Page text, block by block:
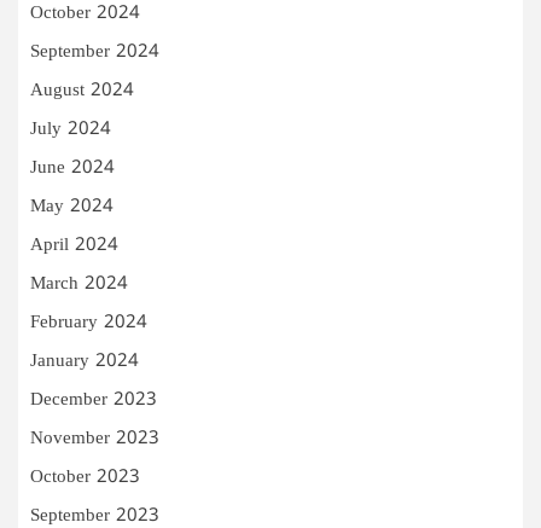
October 2024
September 2024
August 2024
July 2024
June 2024
May 2024
April 2024
March 2024
February 2024
January 2024
December 2023
November 2023
October 2023
September 2023